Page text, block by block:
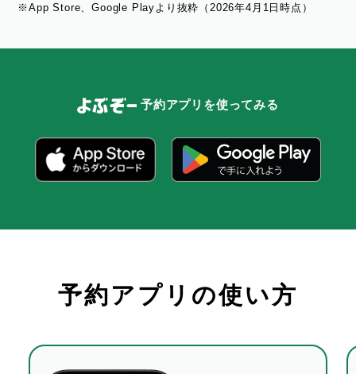
※App Store、Google Playより抜粋（2026年4月1日時点）
予約アプリを使ってみる
予約アプリの使い方